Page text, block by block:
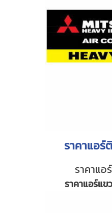
ราคาแอ
ราคาแ
ราคาแอร์แ